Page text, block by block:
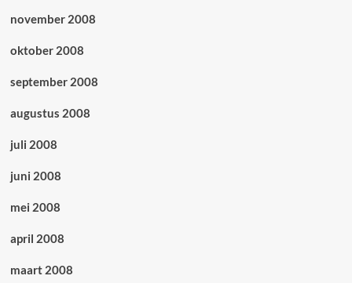
november 2008
oktober 2008
september 2008
augustus 2008
juli 2008
juni 2008
mei 2008
april 2008
maart 2008